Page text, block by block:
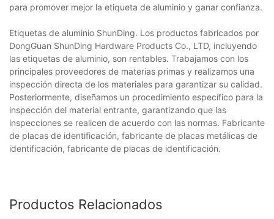
para promover mejor la etiqueta de aluminio y ganar confianza.
Etiquetas de aluminio ShunDing. Los productos fabricados por
DongGuan ShunDing Hardware Products Co., LTD, incluyendo
las etiquetas de aluminio, son rentables. Trabajamos con los
principales proveedores de materias primas y realizamos una
inspección directa de los materiales para garantizar su calidad.
Posteriormente, diseñamos un procedimiento específico para la
inspección del material entrante, garantizando que las
inspecciones se realicen de acuerdo con las normas. Fabricante
de placas de identificación, fabricante de placas metálicas de
identificación, fabricante de placas de identificación.
Productos Relacionados